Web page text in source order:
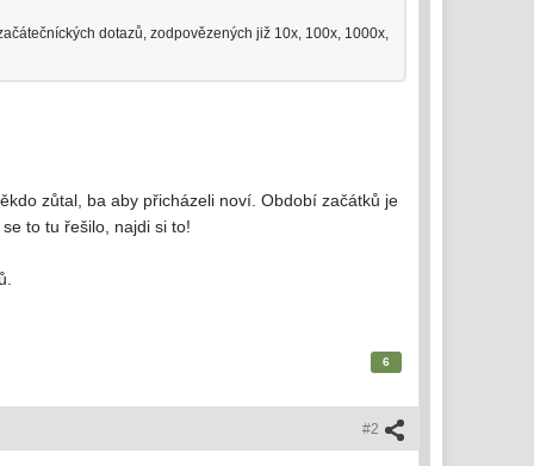
dotazů, zodpovězených již 10x, 100x, 1000x,
zůtal, ba aby přicházeli noví. Období začátků je
to tu řešilo, najdi si to!
6
#2